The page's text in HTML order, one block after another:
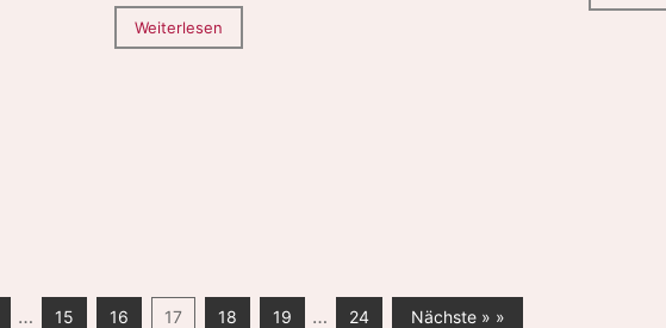
Weiterlesen
… 15 16 17 18 19 … 24 Nächste » »